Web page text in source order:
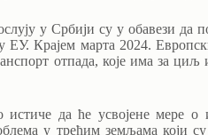
у Србији су у обавези да
ЕУ. Крајем марта 2024.
отпада, које има за
истиче да ће усвојене мере
у трећим земљама који